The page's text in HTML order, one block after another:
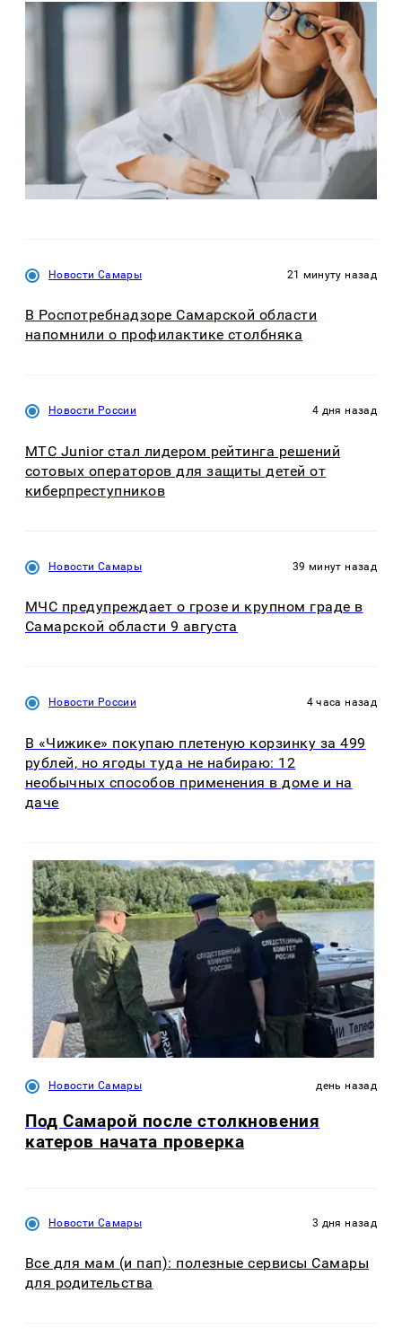
Новости Самары 21 минуту назад
В Роспотребнадзоре Самарской области
напомнили о профилактике столбняка
Новости России 4 дня назад
МТС Junior стал лидером рейтинга решений
сотовых операторов для защиты детей от
киберпреступников
Новости Самары 39 минут назад
МЧС предупреждает о грозе и крупном граде в
Самарской области 9 августа
Новости России 4 часа назад
В «Чижике» покупаю плетеную корзинку за 499
рублей, но ягоды туда не набираю: 12
необычных способов применения в доме и на
даче
Новости Самары день назад
Под Самарой после столкновения
катеров начата проверка
Новости Самары 3 дня назад
Все для мам (и пап): полезные сервисы Самары
для родительства